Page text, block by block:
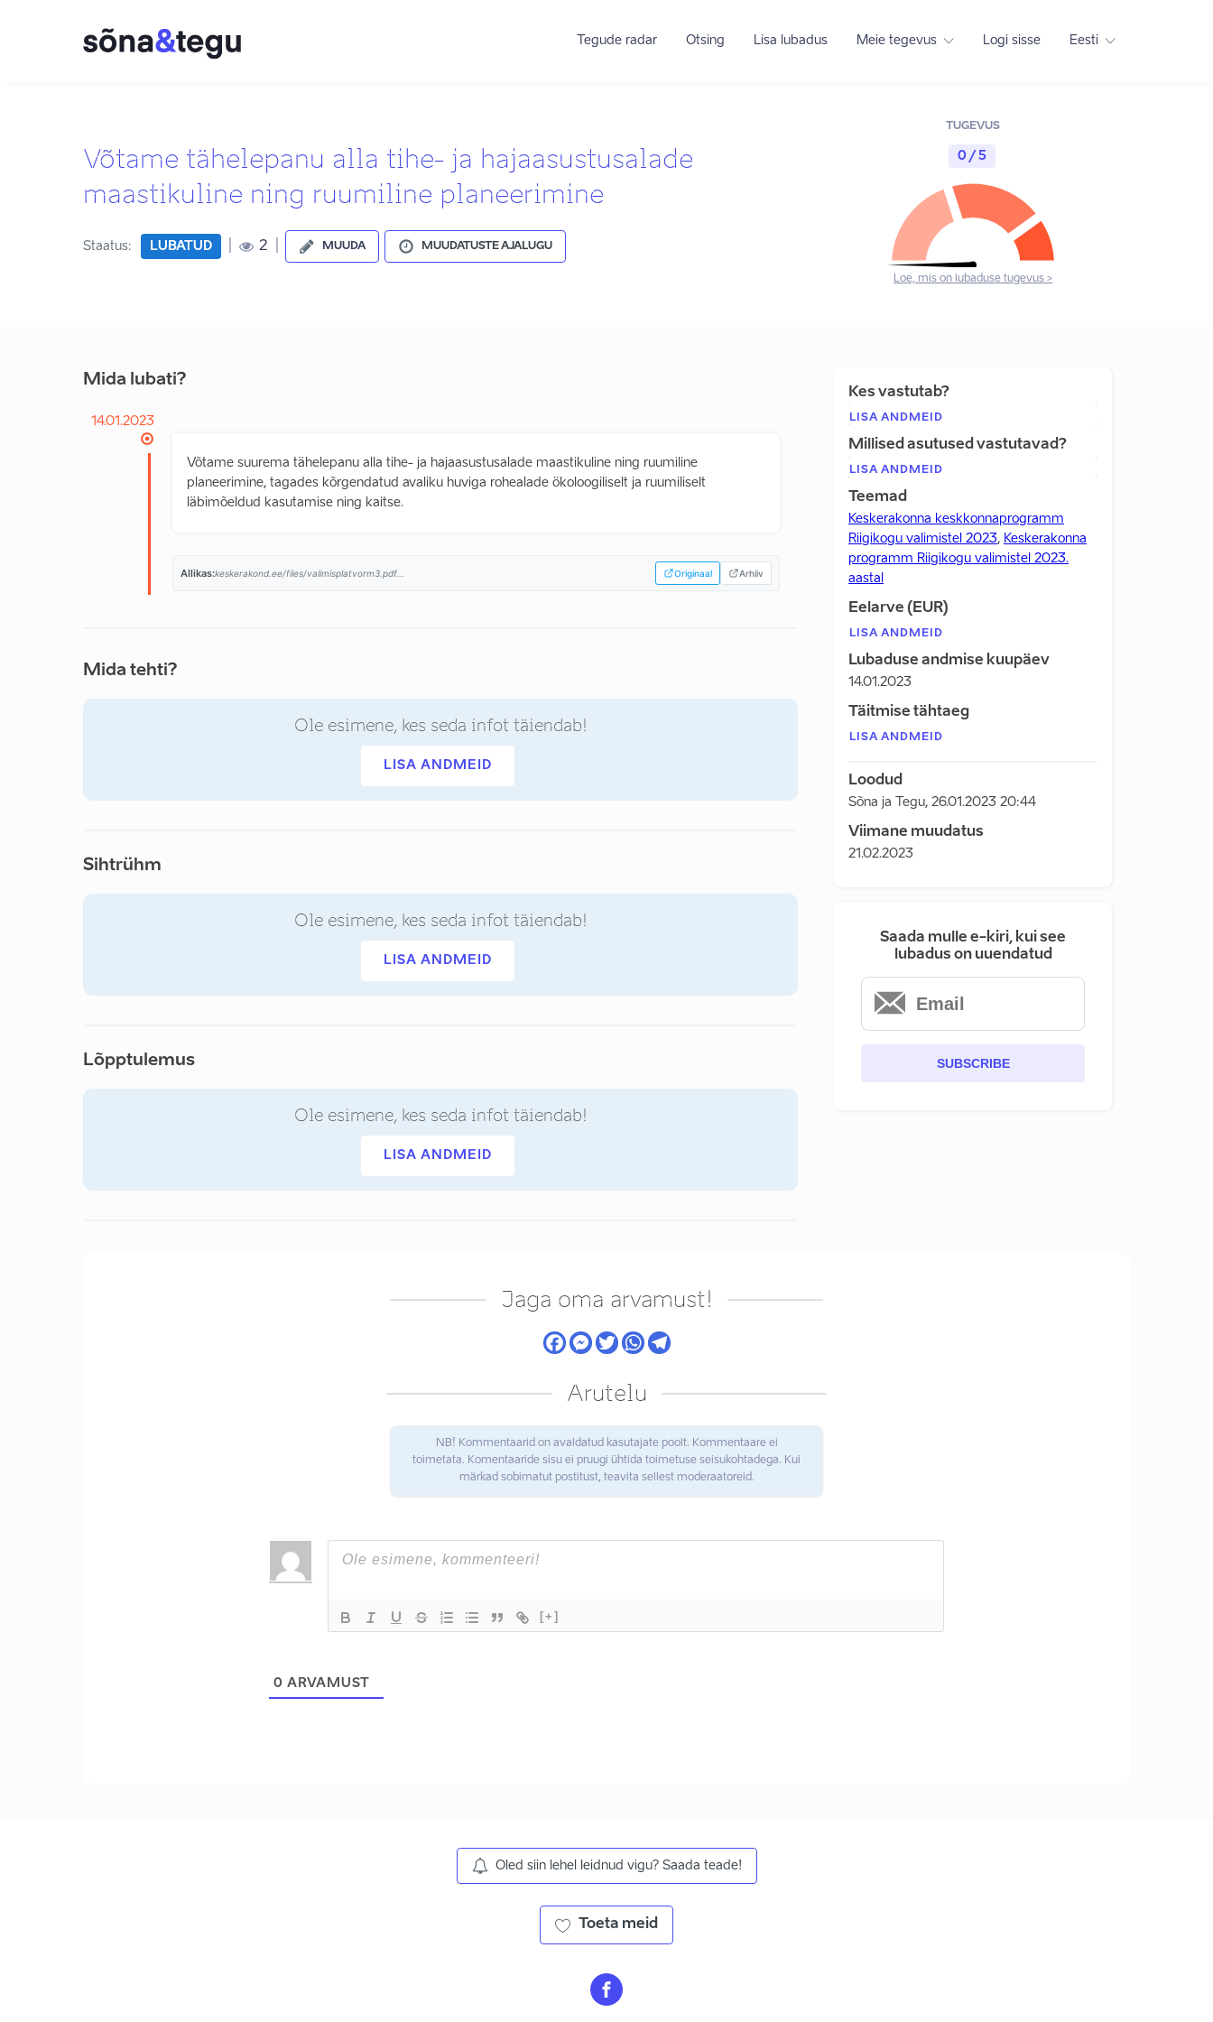
Tegude radar Otsing Lisa lubadus Meie tegevus Logi sisse Eesti
Võtame tähelepanu alla tihe- ja hajaasustusalade
maastikuline ning ruumiline planeerimine
Staatus: LUBATUD 2 MUUDA MUUDATUSTE AJALUGU
TUGEVUS
0 / 5
Loe, mis on lubaduse tugevus >
Mida lubati?
14.01.2023
Võtame suurema tähelepanu alla tihe- ja hajaasustusalade maastikuline ning ruumiline
planeerimine, tagades kõrgendatud avaliku huviga rohealade ökoloogiliselt ja ruumiliselt
läbimõeldud kasutamise ning kaitse.
Allikas:keskerakond.ee/files/valimisplatvorm3.pdf... Originaal Arhiiv
Mida tehti?
Ole esimene, kes seda infot täiendab!
LISA ANDMEID
Sihtrühm
Ole esimene, kes seda infot täiendab!
LISA ANDMEID
Lõpptulemus
Ole esimene, kes seda infot täiendab!
LISA ANDMEID
Kes vastutab?
LISA ANDMEID
Millised asutused vastutavad?
LISA ANDMEID
Teemad
Keskerakonna keskkonnaprogramm
Riigikogu valimistel 2023, Keskerakonna
programm Riigikogu valimistel 2023.
aastal
Eelarve (EUR)
LISA ANDMEID
Lubaduse andmise kuupäev
14.01.2023
Täitmise tähtaeg
LISA ANDMEID
Loodud
Sõna ja Tegu, 26.01.2023 20:44
Viimane muudatus
21.02.2023
Saada mulle e-kiri, kui see
lubadus on uuendatud
SUBSCRIBE
Jaga oma arvamust!
Arutelu
NB! Kommentaarid on avaldatud kasutajate poolt. Kommentaare ei
toimetata. Komentaaride sisu ei pruugi ühtida toimetuse seisukohtadega. Kui
märkad sobimatut postitust, teavita sellest moderaatoreid.
[+]
0 ARVAMUST
Oled siin lehel leidnud vigu? Saada teade!
Toeta meid